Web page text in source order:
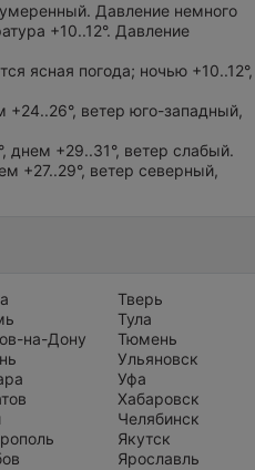
Давление немного
+10..12°. Давление
ясная погода; ночью +10..12°,
+24..26°, ветер юго-западный,
днем +29..31°, ветер слабый.
+27..29°, ветер северный,
на-Дону
Тверь
Тула
Тюмень
Ульяновск
Уфа
Хабаровск
Челябинск
Якутск
Ярославль